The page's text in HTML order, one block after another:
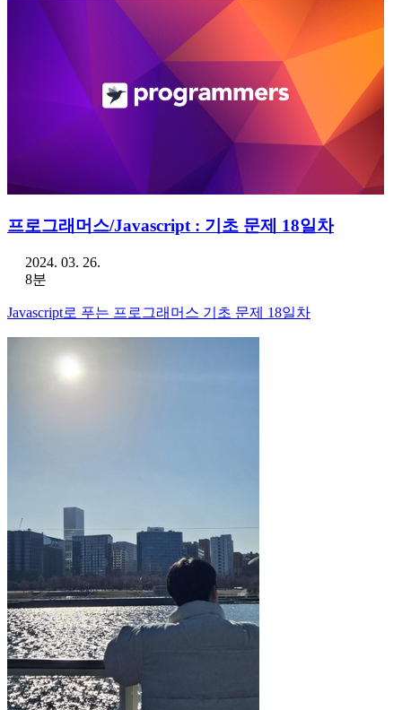
프로그래머스/Javascript : 기초 문제 18일차
2024. 03. 26.
8분
Javascript로 푸는 프로그래머스 기초 문제 18일차